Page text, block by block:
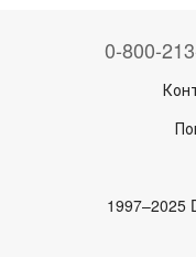
0-800-
1997–2025